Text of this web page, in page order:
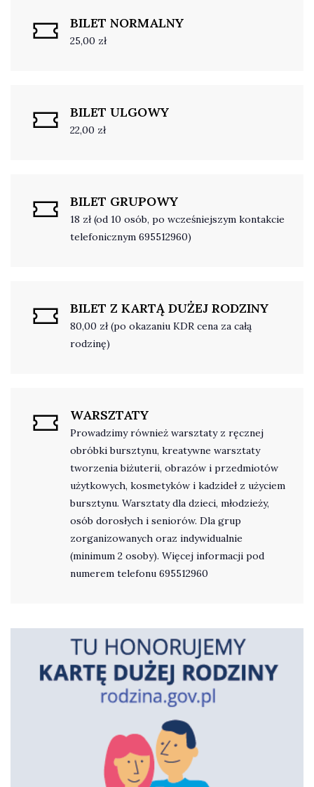
BILET NORMALNY
25,00 zł
BILET ULGOWY
22,00 zł
BILET GRUPOWY
18 zł (od 10 osób, po wcześniejszym kontakcie
telefonicznym 695512960)
BILET Z KARTĄ DUŻEJ RODZINY
80,00 zł (po okazaniu KDR cena za całą
rodzinę)
WARSZTATY
Prowadzimy również warsztaty z ręcznej
obróbki bursztynu, kreatywne warsztaty
tworzenia biżuterii, obrazów i przedmiotów
użytkowych, kosmetyków i kadzideł z użyciem
bursztynu. Warsztaty dla dzieci, młodzieży,
osób dorosłych i seniorów. Dla grup
zorganizowanych oraz indywidualnie
(minimum 2 osoby). Więcej informacji pod
numerem telefonu 695512960